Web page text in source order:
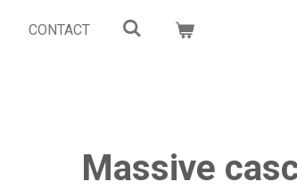
CONTACT
Massive